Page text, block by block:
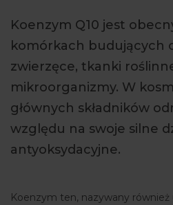
Koenzym Q10 jest
komórkach budujących
zwierzęce, tkanki
mikroorganizmy. W
głównych składników
względu na swoje silne
antyoksydacyjne.
Koenzym ten, nazywany